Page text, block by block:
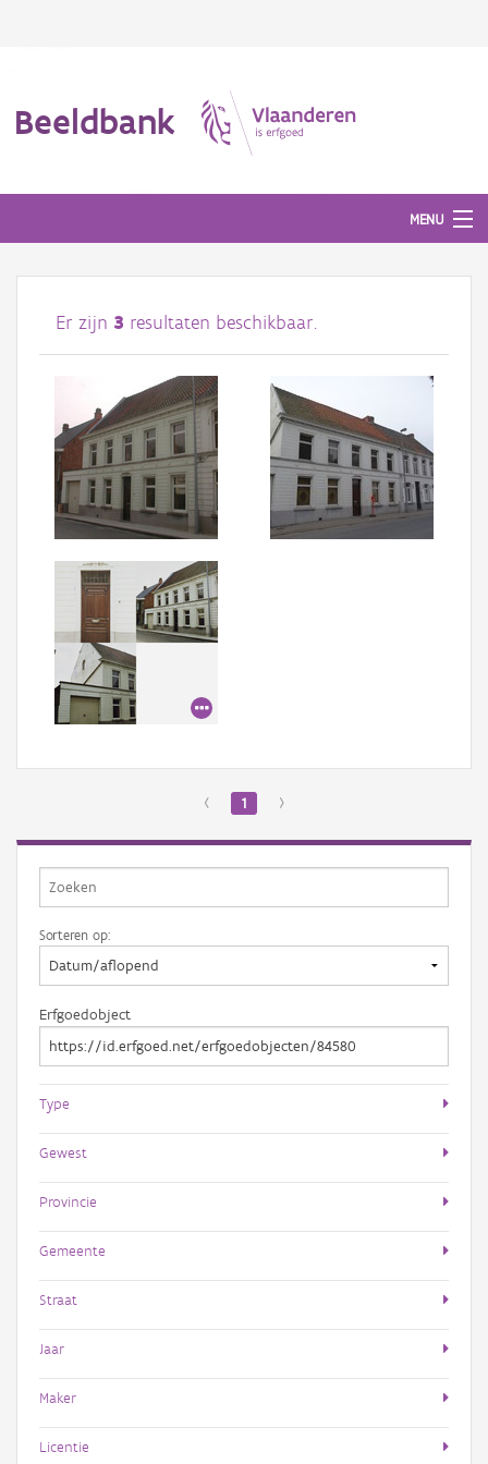
Beeldbank
MENU
Afbeeldingen
#BeeldIndeKijker
Over ons
Aanmelden
Er zijn 3 resultaten beschikbaar.
‹ 1 ›
Sorteren op:
Erfgoedobject
Type
Gewest
Provincie
Gemeente
Straat
Jaar
Maker
Licentie